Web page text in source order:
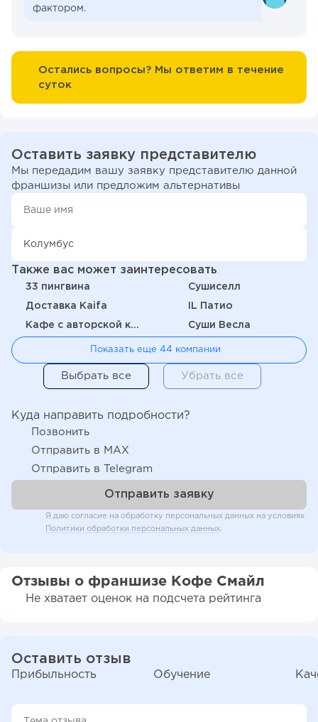
фактором.
Остались вопросы? Мы ответим в течение
суток
Оставить заявку представителю
Мы передадим вашу заявку представителю данной
франшизы или предложим альтернативы
Также вас может заинтересовать
33 пингвина Сушиселл
Доставка Kaifa IL Патио
Кафе с авторской кухней "Здрасте" Суши Весла
Показать еще 44 компании
Куда направить подробности?
Позвонить
Отправить в MAX
Отправить в Telegram
Я даю согласие на обработку персональных данных на условиях
Политики обработки персональных данных
Отзывы о франшизе Кофе Смайл
Не хватает оценок на подсчета рейтинга
Оставить отзыв
Прибыльность Обучение